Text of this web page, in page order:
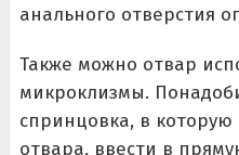
анального отверстия
Также можно отвар
микроклизмы.
спринцовка, в
отвара, ввести в